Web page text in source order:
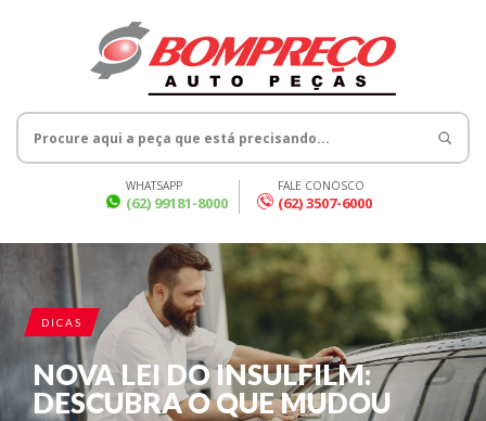
WHATSAPP
(62) 99181-8000
FALE CONOSCO
(62) 3507-6000
DICAS
NOVA LEI DO INSULFILM:
DESCUBRA O QUE MUDOU